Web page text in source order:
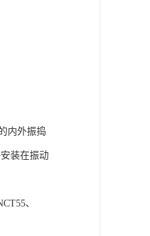
内外振捣
装在振动
、